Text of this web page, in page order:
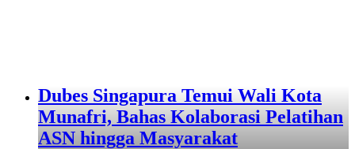
Dubes Singapura Temui Wali Kota
Munafri, Bahas Kolaborasi Pelatihan
ASN hingga Masyarakat